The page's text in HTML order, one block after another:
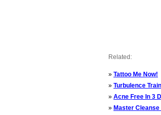
Related:
» Tattoo Me Now!
» Turbulence
» Acne Free In 3
» Master